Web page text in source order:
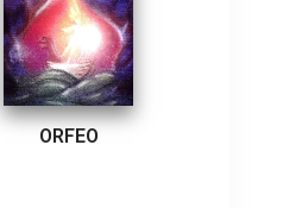
ORFEO